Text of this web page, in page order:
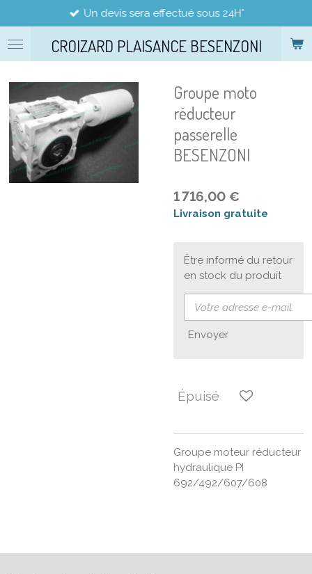
au
contenu
principal
CROIZARD PLAISANCE BESENZONI
Un devis sera effectué sous 24H*
Groupe moto
réducteur
passerelle
BESENZONI
1 716,00 €
Livraison gratuite
Être informé du retour
en stock du produit
Envoyer
Épuisé
Groupe moteur réducteur
hydraulique PI
692/492/607/608